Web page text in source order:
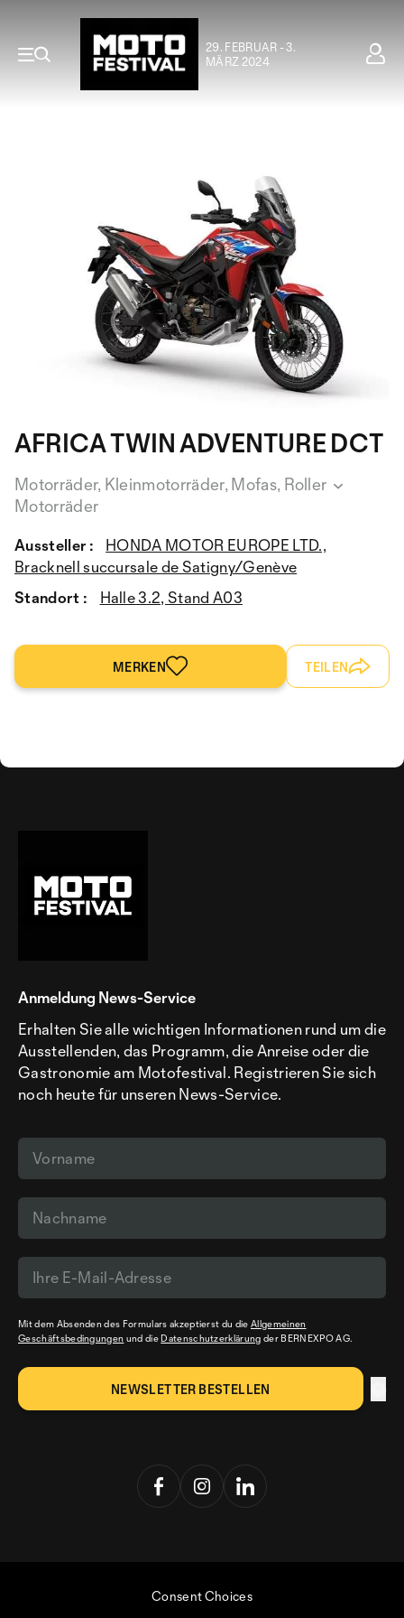
29. FEBRUAR - 3.
MÄRZ 2024
AFRICA TWIN ADVENTURE DCT
Motorräder, Kleinmotorräder, Mofas, Roller
Motorräder
Aussteller :
HONDA MOTOR EUROPE LTD.,
Bracknell succursale de Satigny/Genève
Standort :
Halle 3.2, Stand A03
MERKEN TEILEN
Anmeldung News-Service
Erhalten Sie alle wichtigen Informationen rund um die
Ausstellenden, das Programm, die Anreise oder die
Gastronomie am Motofestival. Registrieren Sie sich
noch heute für unseren News-Service.
Mit dem Absenden des Formulars akzeptierst du dieAllgemeinen
Geschäftsbedingungen und die Datenschutzerklärung der BERNEXPO AG.
Consent Choices